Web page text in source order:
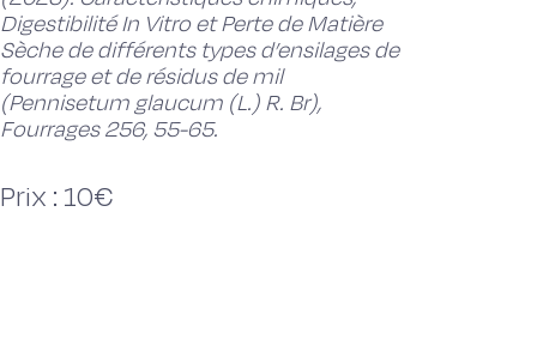
Digestibilité In Vitro et Perte de Matière
Sèche de différents types d’ensilages de
fourrage et de résidus de mil
(Pennisetum glaucum (L.) R. Br),
Fourrages 256, 55-65.
Prix : 10€